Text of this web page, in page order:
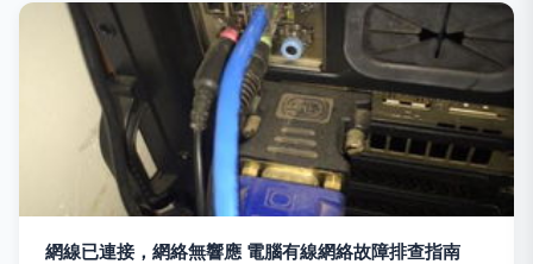
網線已連接，網絡無響應 電腦有線網絡故障排查指南